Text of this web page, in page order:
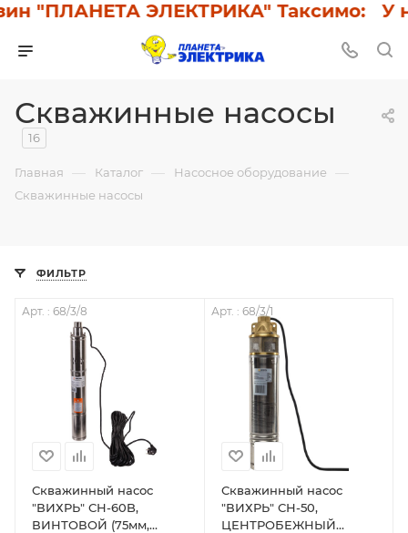
"ПЛАНЕТА ЭЛЕКТРИКА" Таксимо: У
Скважинные насосы
16
Главная — Каталог — Насосное оборудование —
Скважинные насосы
ФИЛЬТР
Арт. : 68/3/8
Скважинный насос
"ВИХРЬ" СН-60B,
ВИНТОВОЙ (75мм,
Арт. : 68/3/1
Скважинный насос
"ВИХРЬ" СН-50,
ЦЕНТРОБЕЖНЫЙ